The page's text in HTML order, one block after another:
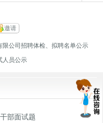
邀请
限公司招聘体检、拟聘名单公示
人员公示
部面试题